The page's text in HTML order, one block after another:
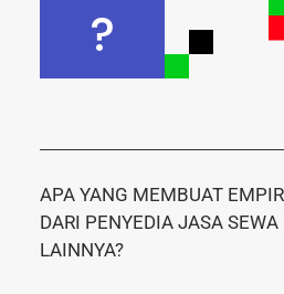
?
APA YANG MEMBUAT
DARI PENYEDIA JASA SEWA
LAINNYA?